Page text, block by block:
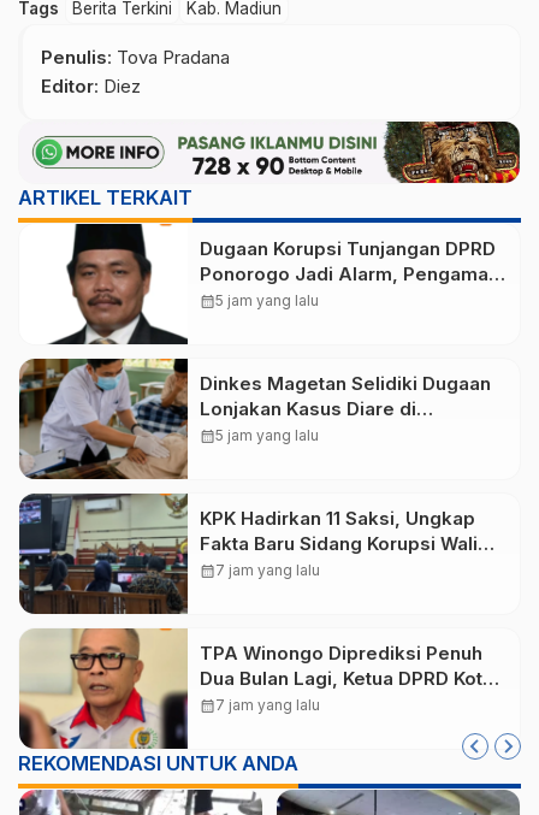
Tags Berita Terkini Kab. Madiun
Penulis: Tova Pradana
Editor: Diez
ARTIKEL TERKAIT
Dugaan Korupsi Tunjangan DPRD
Ponorogo Jadi Alarm, Pengamat
Minta Magetan Perkuat Tata
calendar_month5 jam yang lalu
Dinkes Magetan Selidiki Dugaan
Lonjakan Kasus Diare di
Lembeyan, Lakukan Penyelidikan
calendar_month5 jam yang lalu
KPK Hadirkan 11 Saksi, Ungkap
Fakta Baru Sidang Korupsi Wali
Kota Madiun Nonaktif Maidi
calendar_month7 jam yang lalu
TPA Winongo Diprediksi Penuh
Dua Bulan Lagi, Ketua DPRD Kota
Madiun Desak Pemkot Percepat
calendar_month7 jam yang lalu
REKOMENDASI UNTUK ANDA